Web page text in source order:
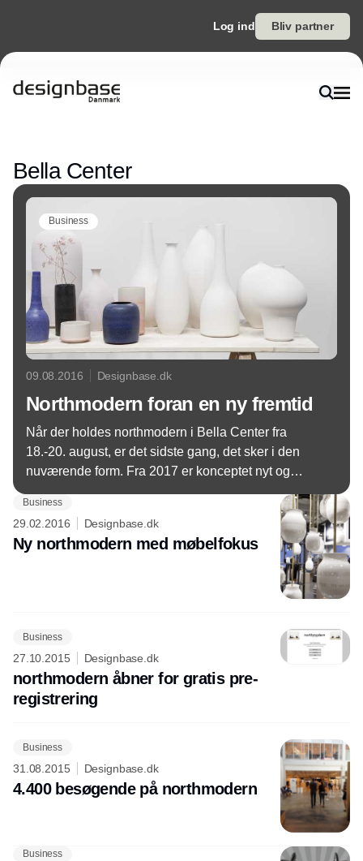
Log ind Bliv partner
Bella Center
Business
09.08.2016 Designbase.dk
Northmodern foran en ny fremtid
Når der holdes northmodern i Bella Center fra
18.-20. august, er det sidste gang, det sker i den
nuværende form. Fra 2017 er konceptet nyt og
Business
29.02.2016 Designbase.dk
Ny northmodern med møbelfokus
Business
27.10.2015 Designbase.dk
northmodern åbner for gratis pre-
registrering
Business
31.08.2015 Designbase.dk
4.400 besøgende på northmodern
Business